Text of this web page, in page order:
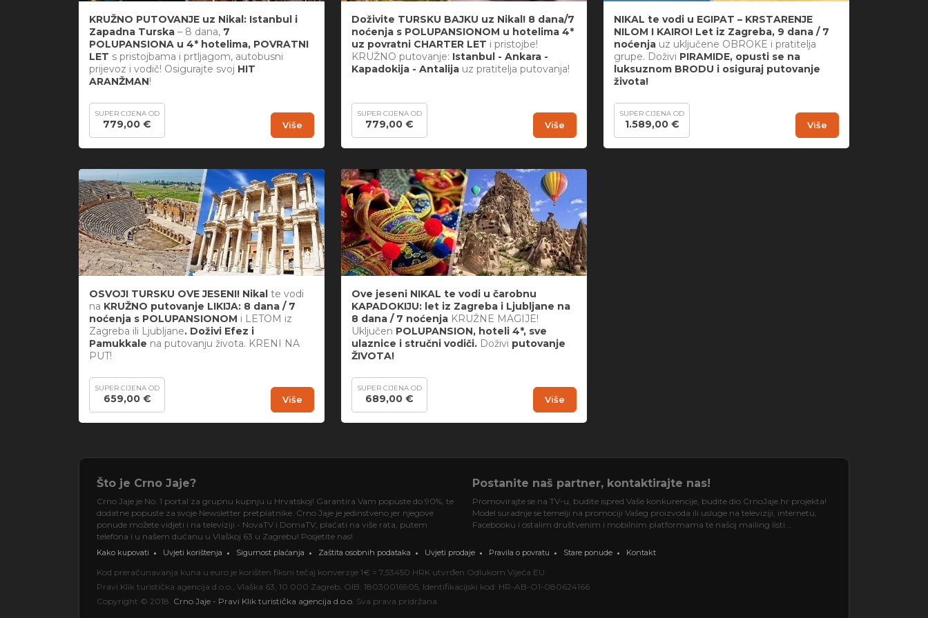
KRUŽNO PUTOVANJE uz Nikal: Istanbul i
Zapadna Turska – 8 dana, 7
POLUPANSIONA u 4* hotelima, POVRATNI
LET s pristojbama i prtljagom, autobusni
prijevoz i vodič! Osigurajte svoj HIT
ARANŽMAN!
SUPER CIJENA OD
779,00 € Više
Doživite TURSKU BAJKU uz Nikal! 8 dana/7
noćenja s POLUPANSIONOM u hotelima 4*
uz povratni CHARTER LET i pristojbe!
KRUŽNO putovanje: Istanbul - Ankara -
Kapadokija - Antalija uz pratitelja putovanja!
SUPER CIJENA OD
779,00 € Više
NIKAL te vodi u EGIPAT – KRSTARENJE
NILOM I KAIRO! Let iz Zagreba, 9 dana / 7
noćenja uz uključene OBROKE i pratitelja
grupe. Doživi PIRAMIDE, opusti se na
luksuznom BRODU i osiguraj putovanje
života!
SUPER CIJENA OD
1.589,00 € Više
OSVOJI TURSKU OVE JESENI! Nikal te vodi
na KRUŽNO putovanje LIKIJA: 8 dana / 7
noćenja s POLUPANSIONOM i LETOM iz
Zagreba ili Ljubljane. Doživi Efez i
Pamukkale na putovanju života. KRENI NA
PUT!
SUPER CIJENA OD
659,00 € Više
Ove jeseni NIKAL te vodi u čarobnu
KAPADOKIJU: let iz Zagreba i Ljubljane na
8 dana / 7 noćenja KRUŽNE MAGIJE!
Uključen POLUPANSION, hoteli 4*, sve
ulaznice i stručni vodiči. Doživi putovanje
ŽIVOTA!
SUPER CIJENA OD
689,00 € Više
Što je Crno Jaje?
Crno Jaje je No. 1 portal za grupnu kupnju u Hrvatskoj! Garantira Vam popuste do 90%, te
dodatne popuste za svoje Newsletter pretplatnike. Crno Jaje je jedinstveno jer njegove
ponude možete vidjeti i na televiziji - NovaTV i DomaTV, plaćati na više rata, putem
telefona i u našem dućanu u Vlaškoj 63 u Zagrebu! Posjetite nas!
Postanite naš partner, kontaktirajte nas!
Promovirajte se na TV-u, budite ispred Vaše konkurencije, budite dio CrnoJaje.hr projekta!
Model suradnje se temelji na promociji Vašeg proizvoda ili usluge na televiziji, internetu,
Facebooku i ostalim društvenim i mobilnim platformama te našoj mailing listi...
Kako kupovati Uvjeti korištenja Sigurnost plaćanja Zaštita osobnih podataka Uvjeti prodaje Pravila o povratu Stare ponude Kontakt
Kod preračunavanja kuna u euro je korišten fiksni tečaj konverzije 1€ = 7,53450 HRK utvrđen Odlukom Vijeća EU
Pravi Klik turistička agencija d.o.o., Vlaška 63, 10 000 Zagreb, OIB: 18030016905, Identifikacijski kod: HR-AB-O1-080624166
Copyright © 2018. Crno Jaje - Pravi Klik turistička agencija d.o.o. Sva prava pridržana.